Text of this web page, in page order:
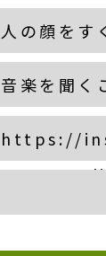
人の顔をす
音楽を聞く
https://